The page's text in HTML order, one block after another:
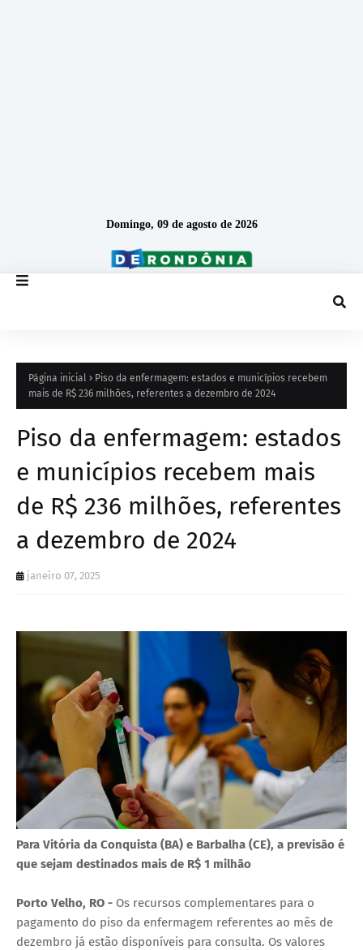
Domingo, 09 de agosto de 2026
Página inicial
Piso da enfermagem: estados e municípios recebem
mais de R$ 236 milhões, referentes a dezembro de 2024
Piso da enfermagem: estados
e municípios recebem mais
de R$ 236 milhões, referentes
a dezembro de 2024
janeiro 07, 2025
Para Vitória da Conquista (BA) e Barbalha (CE), a previsão é
que sejam destinados mais de R$ 1 milhão
Porto Velho, RO - Os recursos complementares para o
pagamento do piso da enfermagem referentes ao mês de
dezembro já estão disponíveis para consulta. Os valores